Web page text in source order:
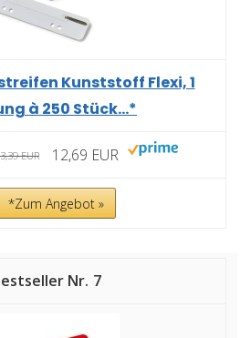
Kunststoff Flexi, 1
à 250 Stück...*
EUR 12,69 EUR
*Zum Angebot »
7